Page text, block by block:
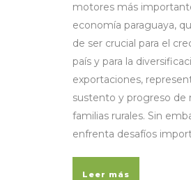
motores más
economía paraguaya,
de ser crucial para el
país y para la
exportaciones,
sustento y progreso de
familias rurales. Sin
enfrenta desafíos
Leer más